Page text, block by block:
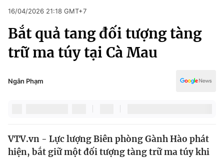
Chuyên mục
Chính trị
Xã hội
Y tế
Xã hội
Pháp luật
Kinh tế
Thể thao
Văn hóa - Giải trí
Giáo dục
16/04/2026 21:18 GMT+7
Bắt quả tang đối tượng tàng
trữ ma túy tại Cà Mau
Ngân Phạm
VTV.vn - Lực lượng Biên phòng Gành Hào phát
hiện, bắt giữ một đối tượng tàng trữ ma túy khi